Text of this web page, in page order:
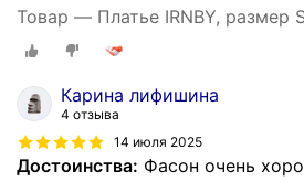
Товар — Платье IRNBY, размер
Карина лифишина
4 отзыва
14 июля 2025
Достоинства: Фасон очень